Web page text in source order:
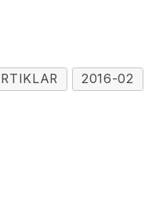
2016-02